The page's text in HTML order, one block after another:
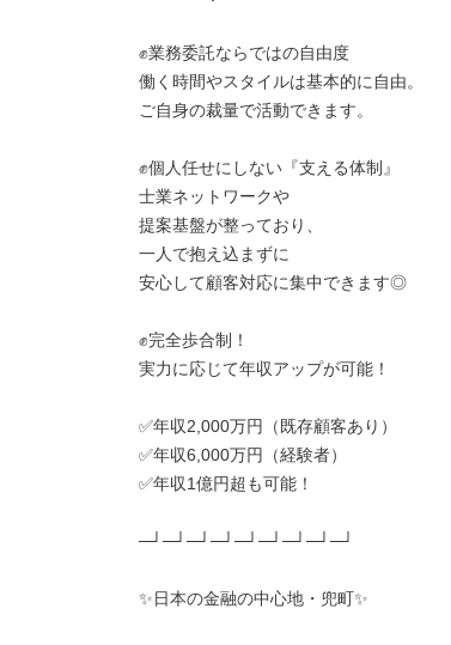
✊業務委託ならではの自由度
働く時間やスタイルは基本的に自由。
ご自身の裁量で活動できます。
✊個人任せにしない『支える体制』
士業ネットワークや
提案基盤が整っており、
一人で抱え込まずに
安心して顧客対応に集中できます◎
✊完全歩合制！
実力に応じて年収アップが可能！
✅年収2,000万円（既存顧客あり）
✅年収6,000万円（経験者）
✅年収1億円超も可能！
─┘─┘─┘─┘─┘─┘─┘─┘─┘
✨日本の金融の中心地・兜町✨